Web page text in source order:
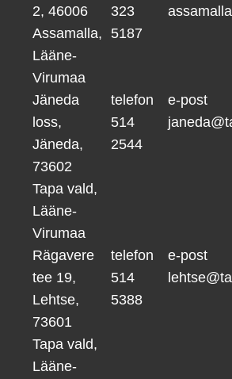
2, 46006
Assamalla,
Lääne-
Virumaa
323
5187
Jäneda
loss,
Jäneda,
73602
Tapa vald,
Lääne-
Virumaa
telefon
514
2544
e-post
Rägavere
tee 19,
Lehtse,
73601
Tapa vald,
Lääne-
telefon
514
5388
e-post